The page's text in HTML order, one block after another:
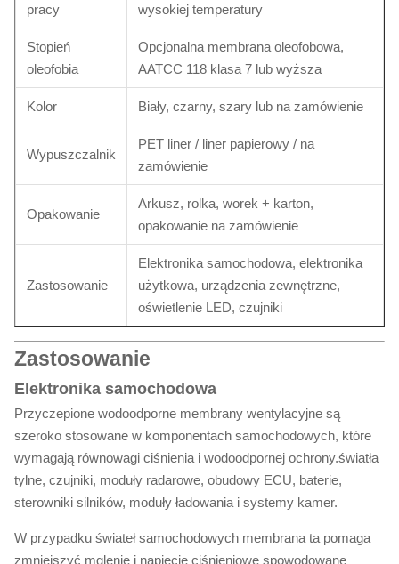
pracy
wysokiej temperatury
Stopień
oleofobia
Opcjonalna membrana oleofobowa,
AATCC 118 klasa 7 lub wyższa
Kolor Biały, czarny, szary lub na zamówienie
Wypuszczalnik
PET liner / liner papierowy / na
zamówienie
Opakowanie
Arkusz, rolka, worek + karton,
opakowanie na zamówienie
Zastosowanie
Elektronika samochodowa, elektronika
użytkowa, urządzenia zewnętrzne,
oświetlenie LED, czujniki
Zastosowanie
Elektronika samochodowa
Przyczepione wodoodporne membrany wentylacyjne są
szeroko stosowane w komponentach samochodowych, które
wymagają równowagi ciśnienia i wodoodpornej ochrony.światła
tylne, czujniki, moduły radarowe, obudowy ECU, baterie,
sterowniki silników, moduły ładowania i systemy kamer.
W przypadku świateł samochodowych membrana ta pomaga
zmniejszyć mglenie i napięcie ciśnieniowe spowodowane